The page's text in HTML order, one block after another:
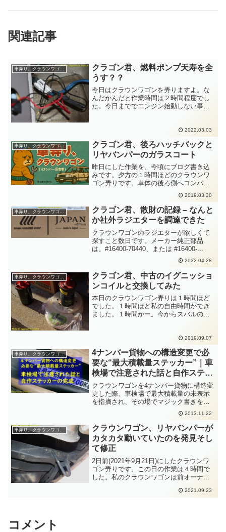
関連記事
クラゴン君、燃料ポンプ天寿を全
うす？？
今日はクラウンワゴンを弄りますよ。な
んだかんだと作業時間は２時間程度でし
た。今日まででエンジン始動しない事案
よいよヘッポコヤブ医者(私のことですよ)
が確定診断を出しま...
2022.03.03
車弄り、クラウンワゴン(４ナンバー貨客車)
クラゴン君、後ろハッチバックと
リヤバンパーのガラスコート
昨日にした作業を、今頃にブログ書き込
みです。夕方の１時間ほどのクラウンワ
ゴン弄りです。車体の後ろ側へコンパウ
ンドを軽くかけてからガラスコートしま
した。掃除して磨きながら塗膜の状態確
認するのですが....リヤバンパー右角の塗
膜がウエスで磨き上...
2019.03.30
車弄り、クラウンワゴン(４ナンバー貨客車)
クラゴン君、散財の記録 – なんと
か社外ラジエターを調達できた
クラウンワゴンのラジエターが欲しくて
探すこと数日です。メーカー純正部品
は、#16400-70440、または #16400-
70590 です。クラウン130系2000ccエン
ジンMT用ラジエターになります。トヨタ
からは製廃で入手できず。地方で...
2022.04.28
クラゴン君、中古のイグニッショ
ンコイルと交換してみた
本日のクラウンワゴン弄りは１時間ほど
でした。１時間ほど私の自由時間ができ
ました。１時間かー。今からスバルのと
って、ことで一昨日のブログ記事にも登
場しているイグニッシ...
2019.09.07
車弄り、クラウンワゴン(４ナンバー貨客車)
4ナンバー貨物への構造変更で必
要な“最大積載量ステッカー”｜車
検場で注意された話と自作ステッ
カーの完成
クラウンワゴンを4ナンバー貨物に構造変
更した際、車検場で最大積載量の未表示
を指摘され、その場でマジック書きをさ
せられた体験談。次回車検に向けて自作
ステッカーを作成した工程をまとめまし
た。
2013.11.22
クラウンワゴン、リヤバンパーが
カタカタ動いていたのを発見そし
て修正
2日前(2021年9月21日)にしたクラウンワ
ゴン弄りです。この日の作業は４時間で
した。私のクラウンワゴンは前オーナー
全塗装にてバンパー着脱しているのか
2021.09.23
コメント